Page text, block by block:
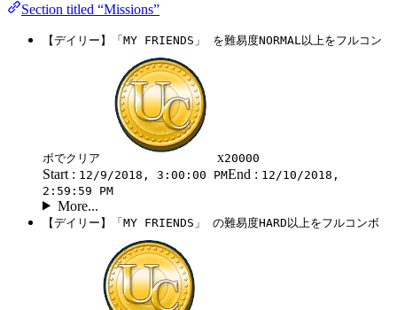
Section titled “Missions”
【デイリー】「MY FRIENDS」 を難易度NORMAL以上をフルコン
ボでクリア x20000
Start : 12/9/2018, 3:00:00 PMEnd : 12/10/2018,
2:59:59 PM
More...
【デイリー】「MY FRIENDS」 の難易度HARD以上をフルコンボ